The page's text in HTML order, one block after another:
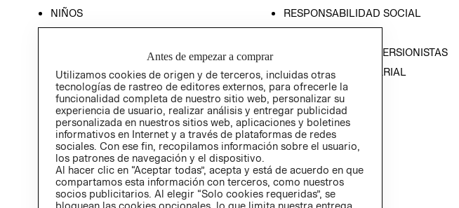
NIÑOS
RESPONSABILIDAD SOCIAL
RELACIÓN CON INVERSIONISTAS
POLÍTICA EMPRESARIAL
Antes de empezar a comprar
Utilizamos cookies de origen y de terceros, incluidas otras
tecnologías de rastreo de editores externos, para ofrecerle la
funcionalidad completa de nuestro sitio web, personalizar su
experiencia de usuario, realizar análisis y entregar publicidad
personalizada en nuestros sitios web, aplicaciones y boletines
informativos en Internet y a través de plataformas de redes
sociales. Con ese fin, recopilamos información sobre el usuario,
los patrones de navegación y el dispositivo.
Al hacer clic en “Aceptar todas”, acepta y está de acuerdo en que
compartamos esta información con terceros, como nuestros
socios publicitarios. Al elegir “Solo cookies requeridas”, se
bloquean las cookies opcionales, lo que limita nuestra entrega